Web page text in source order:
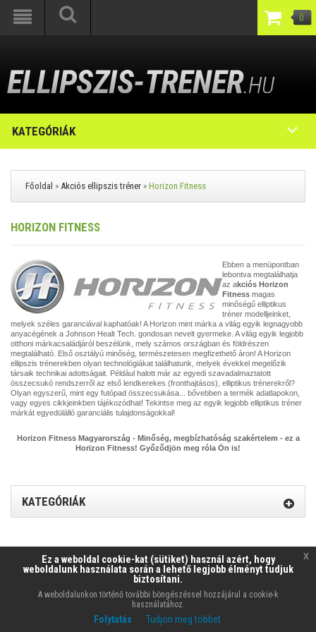
0
KATEGÓRIÁK
Főoldal » Akciós ellipszis tréner » Horizon Fitness
HORIZON FITNESS
Ebben a menüpontban
lebontva megtalálhatja
az akciós Horizon
Fitness magas
minőségű elliptikus
tréner modelljeinket,
melyek széles garanciával kaphatóak! A Horizon mint márka a világ egyik legnagyobb
anyacégének a Johnson Healt Tech. gondosan nevelt gyermeke. A világ egyik legjobb
otthoni márkacsaládjáról beszélünk, mely számos országban és földrészen
megtalálható. Első osztályú minőség, természetesen megfizethető áron! A Horizon
ellipszis trénerekben olyan technológiákat találhatunk, melyek évekkel megelőzik
társaik technikai adottságait. Például halott már az egyedi szavadalmaztatott
összecsukó rendszerről az első lendkerekes (fronthajtásos), elliptikus trénerekről?
Olyan egyszerű, mint egy futópad összecsukása... bővebben a termék adatlapokon,
vagy egyes cikkjeinkben tájékozódhat! Tekintse meg az egyik legjobb elliptikus tréner
márkát egyedülálló garanciális tulajdonságokkal!
Horizon Fitness Magyarország - Minőség, megbízhatóság szakértelem - ez a
Horizon Fitness! Győződjön meg róla Ön is!
KATEGÓRIÁK
Készítette:Matrixonline.hu Kft. Ellipszis-Tréner webáruház © 2026
Ez a weboldal cookie-kat (sütiket) használ azért, hogy
weboldalunk használata során a lehető legjobb élményt tudjuk
biztosítani.
A weboldalunkon történő további böngészéssel hozzájárul a cookie-k
használatához.
Folytatás Tudjon meg többet
x